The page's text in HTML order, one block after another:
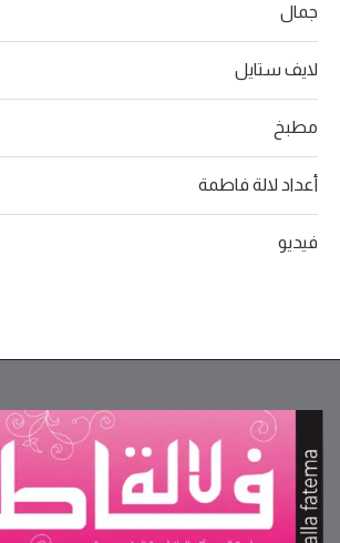
جمال
لايف ستايل
مطبخ
أعداد لالة فاطمة
فيديو